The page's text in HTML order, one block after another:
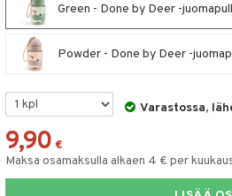
Green - Done by Deer -
Powder - Done by Deer -
Varastossa,
9,90 €
Maksa osamaksulla alkaen 4 € per